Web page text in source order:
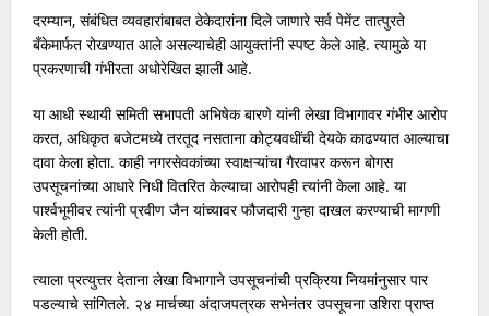
दरम्यान, संबंधित व्यवहारांबाबत ठेकेदारांना दिले जाणारे सर्व पेमेंट तात्पुरते
बँकेमार्फत रोखण्यात आले असल्याचेही आयुक्तांनी स्पष्ट केले आहे. त्यामुळे या
प्रकरणाची गंभीरता अधोरेखित झाली आहे.
या आधी स्थायी समिती सभापती अभिषेक बारणे यांनी लेखा विभागावर गंभीर आरोप
करत, अधिकृत बजेटमध्ये तरतूद नसताना कोट्यवधींची देयके काढण्यात आल्याचा
दावा केला होता. काही नगरसेवकांच्या स्वाक्षऱ्यांचा गैरवापर करून बोगस
उपसूचनांच्या आधारे निधी वितरित केल्याचा आरोपही त्यांनी केला आहे. या
पार्श्वभूमीवर त्यांनी प्रवीण जैन यांच्यावर फौजदारी गुन्हा दाखल करण्याची मागणी
केली होती.
त्याला प्रत्युत्तर देताना लेखा विभागाने उपसूचनांची प्रक्रिया नियमांनुसार पार
पडल्याचे सांगितले. २४ मार्चच्या अंदाजपत्रक सभेनंतर उपसूचना उशिरा प्राप्त